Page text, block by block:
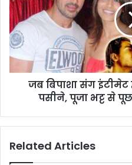
जब बिपाशा संग
पसीने, पूजा भट्ट से
Related Articles